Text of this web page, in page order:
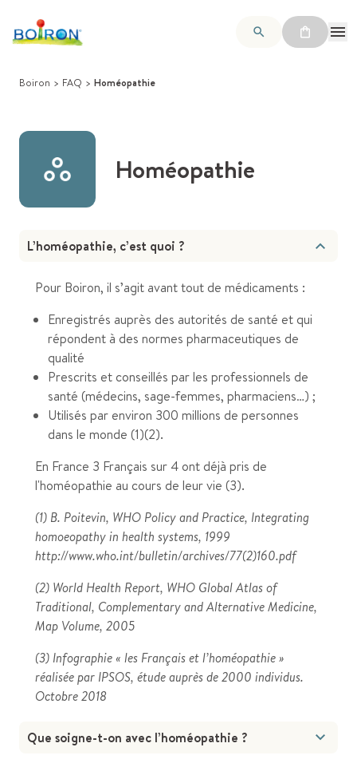
Boiron > FAQ > Homéopathie
Homéopathie
L’homéopathie, c’est quoi ?
Pour Boiron, il s’agit avant tout de médicaments :
Enregistrés auprès des autorités de santé et qui
répondent à des normes pharmaceutiques de
qualité
Prescrits et conseillés par les professionnels de
santé (médecins, sage-femmes, pharmaciens…) ;
Utilisés par environ 300 millions de personnes
dans le monde (1)(2).
En France 3 Français sur 4 ont déjà pris de
l'homéopathie au cours de leur vie (3).
(1) B. Poitevin, WHO Policy and Practice, Integrating
homoeopathy in health systems, 1999
http://www.who.int/bulletin/archives/77(2)160.pdf
(2) World Health Report, WHO Global Atlas of
Traditional, Complementary and Alternative Medicine,
Map Volume, 2005
(3) Infographie « les Français et l’homéopathie »
réalisée par IPSOS, étude auprès de 2000 individus.
Octobre 2018
Que soigne-t-on avec l’homéopathie ?